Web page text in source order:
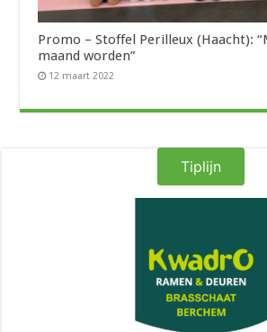
Promo – Stoffel Perilleux (Haacht):
maand worden”
12 maart 2022
Tiplijn